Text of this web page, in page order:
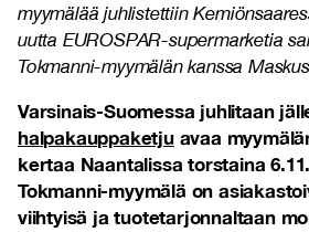
myymälää juhlistettiin
uutta EUROSPAR-supermarketia
Tokmanni-myymälän kanssa
Varsinais-Suomessa juhlitaan
halpakauppaketjuavaa
kertaa Naantalissa torstaina
Tokmanni-myymälä on
viihtyisä ja tuotetarjonnaltaan